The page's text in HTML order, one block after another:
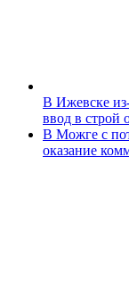
В Ижевске
ввод в строй
В Можге с
оказание